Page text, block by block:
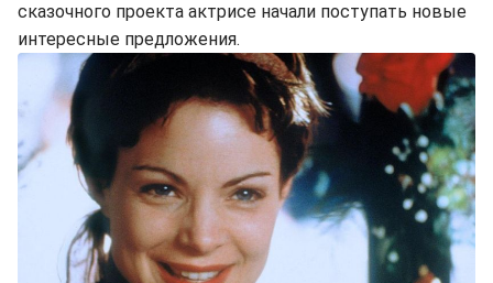
сказочного проекта актрисе начали поступать новые
интересные предложения.